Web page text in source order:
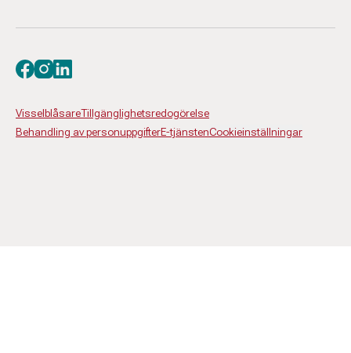
VisselblåsareTillgänglighetsredogörelse
Behandling av personuppgifterE-tjänstenCookieinställningar
Besök oss på facebook
Besök oss på instagram
Besök oss på linkedin